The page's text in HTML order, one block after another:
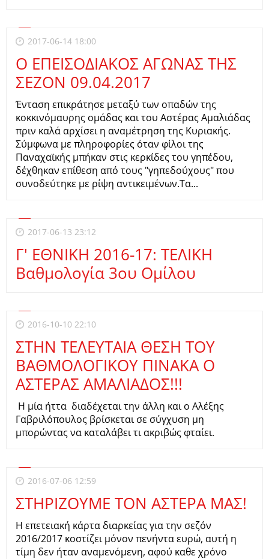
2017-06-14 18:00
Ο ΕΠΕΙΣΟΔΙΑΚΟΣ ΑΓΩΝΑΣ ΤΗΣ
ΣΕΖΟΝ 09.04.2017
Ένταση επικράτησε μεταξύ των οπαδών της
κοκκινόμαυρης ομάδας και του Αστέρας Αμαλιάδας
πριν καλά αρχίσει η αναμέτρηση της Κυριακής.
Σύμφωνα με πληροφορίες όταν φίλοι της
Παναχαϊκής μπήκαν στις κερκίδες του γηπέδου,
δέχθηκαν επίθεση από τους "γηπεδούχους" που
συνοδεύτηκε με ρίψη αντικειμένων.Τα...
2017-06-13 23:12
Γ' ΕΘΝΙΚΗ 2016-17: ΤΕΛΙΚΗ
Βαθμολογία 3ου Ομίλου
2016-10-10 22:10
ΣΤΗΝ ΤΕΛΕΥΤΑΙΑ ΘΕΣΗ ΤΟΥ
ΒΑΘΜΟΛΟΓΙΚΟΥ ΠΙΝΑΚΑ Ο
ΑΣΤΕΡΑΣ ΑΜΑΛΙΑΔΟΣ!!!
Η μία ήττα διαδέχεται την άλλη και ο Αλέξης
Γαβριλόπουλος βρίσκεται σε σύγχυση μη
μπορώντας να καταλάβει τι ακριβώς φταίει.
2016-07-06 12:59
ΣΤΗΡΙΖΟΥΜΕ ΤΟΝ ΑΣΤΕΡΑ ΜΑΣ!
Η επετειακή κάρτα διαρκείας για την σεζόν
2016/2017 κοστίζει μόνον πενήντα ευρώ, αυτή η
τίμη δεν ήταν αναμενόμενη, αφού καθε χρόνο